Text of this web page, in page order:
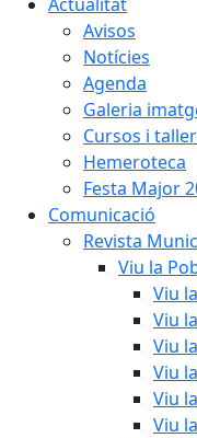
Avisos
Notícies
Agenda
Galeria
Cursos i
Hemeroteca
Festa Major
Comunicació
Revista
Viu la
Viu
Viu
Viu
Viu
Viu
Viu